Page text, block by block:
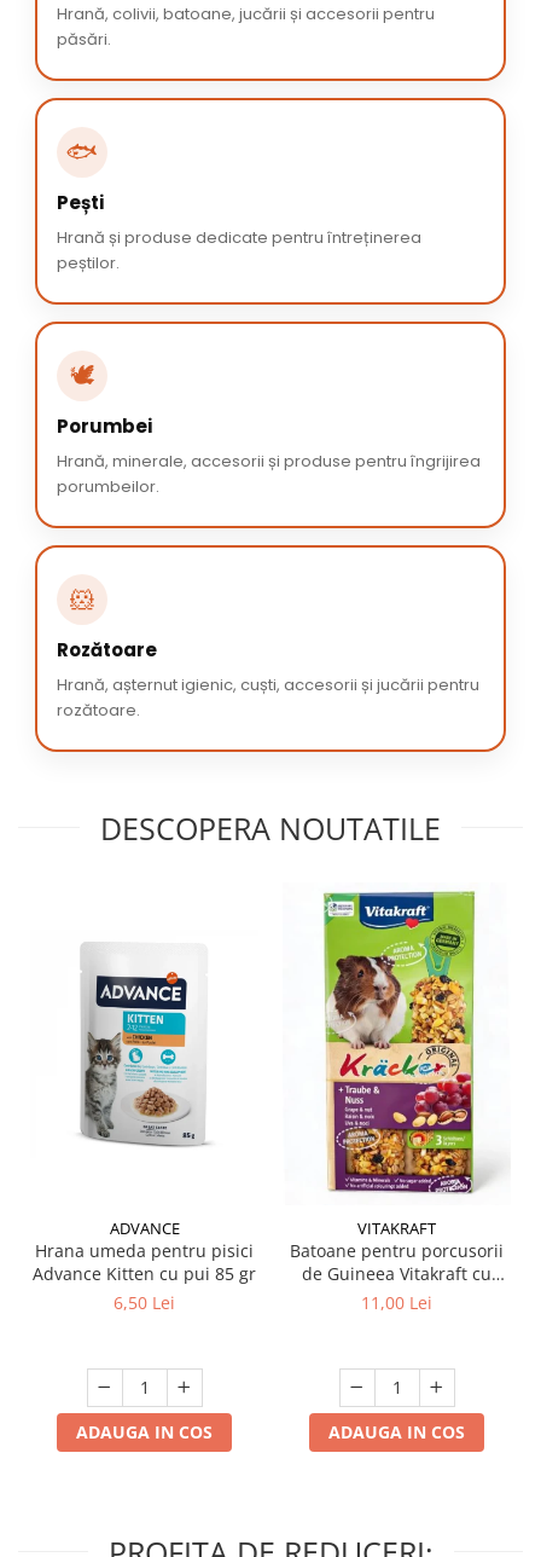
Hrană, colivii, batoane, jucării și accesorii pentru
păsări.
🐟
Pești
Hrană și produse dedicate pentru întreținerea
peștilor.
🕊️
Porumbei
Hrană, minerale, accesorii și produse pentru îngrijirea
porumbeilor.
🐹
Rozătoare
Hrană, așternut igienic, cuști, accesorii și jucării pentru
rozătoare.
DESCOPERA NOUTATILE
ADVANCE
Hrana umeda pentru pisici
Advance Kitten cu pui 85 gr
6,50 Lei
ADAUGA IN COS
VITAKRAFT
Batoane pentru porcusorii
de Guineea Vitakraft cu
struguri & nuci 2 buc
11,00 Lei
ADAUGA IN COS